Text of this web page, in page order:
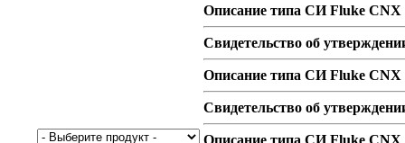
Описание типа СИ Fluke CNX
Свидетельство об
Описание типа СИ Fluke CNX
Свидетельство об
Описание типа СИ Fluke CNX